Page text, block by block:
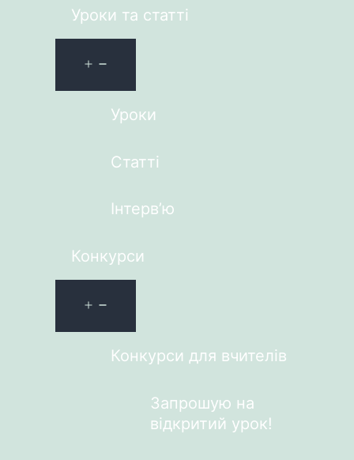
Уроки та статті
Уроки
Статті
Інтерв’ю
Конкурси
Конкурси для вчителів
Запрошую на
відкритий урок!